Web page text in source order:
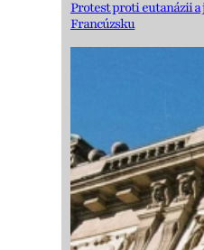
Protest proti eutanázii a
Francúzsku